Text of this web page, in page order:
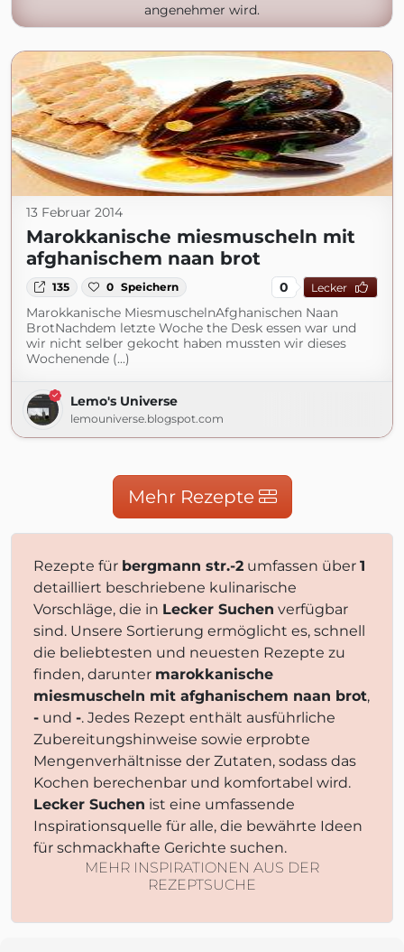
angenehmer wird.
13 Februar 2014
Marokkanische miesmuscheln mit
afghanischem naan brot
135 0 Speichern 0 Lecker
Marokkanische MiesmuschelnAfghanischen Naan
BrotNachdem letzte Woche the Desk essen war und
wir nicht selber gekocht haben mussten wir dieses
Wochenende (...)
Lemo's Universe
lemouniverse.blogspot.com
Mehr Rezepte
Rezepte für bergmann str.-2 umfassen über 1
detailliert beschriebene kulinarische
Vorschläge, die in Lecker Suchen verfügbar
sind. Unsere Sortierung ermöglicht es, schnell
die beliebtesten und neuesten Rezepte zu
finden, darunter marokkanische
miesmuscheln mit afghanischem naan brot,
- und -. Jedes Rezept enthält ausführliche
Zubereitungshinweise sowie erprobte
Mengenverhältnisse der Zutaten, sodass das
Kochen berechenbar und komfortabel wird.
Lecker Suchen ist eine umfassende
Inspirationsquelle für alle, die bewährte Ideen
für schmackhafte Gerichte suchen.
MEHR INSPIRATIONEN AUS DER
REZEPTSUCHE